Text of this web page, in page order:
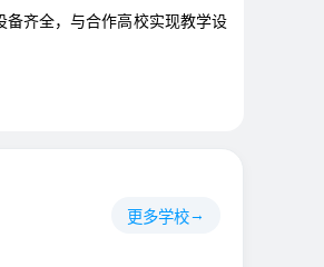
齐全，与合作高校实现教学设
更多学校